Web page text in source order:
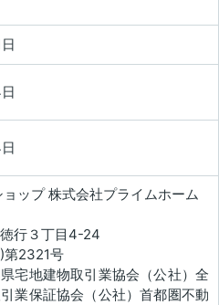
ップ 株式会社プライムホーム
行３丁目4-24
第2321号
県宅地建物取引業協会（公社）全
業保証協会（公社）首都圏不動